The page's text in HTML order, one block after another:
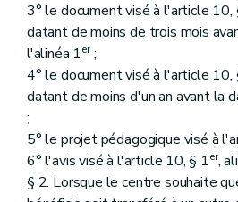
3° le document visé à l'article 10,
datant de moins de trois mois
l'alinéa 1er;
4° le document visé à l'article 10,
datant de moins d'un an avant la
;
5° le projet pédagogique visé à
6° l'avis visé à l'article 10, § 1er,
§ 2. Lorsque le centre souhaite